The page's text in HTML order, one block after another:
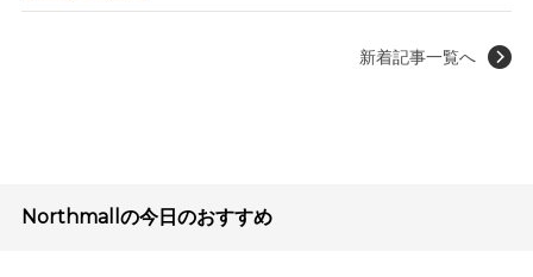
新着記事一覧へ
Northmallの今日のおすすめ